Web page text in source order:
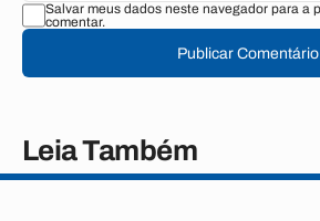
Salvar meus dados neste navegador para a
comentar.
Publicar Comentário
Leia Também